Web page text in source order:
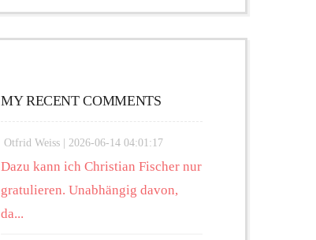
MY RECENT COMMENTS
Otfrid Weiss | 2026-06-14 04:01:17
Dazu kann ich Christian Fischer nur
gratulieren. Unabhängig davon,
da...